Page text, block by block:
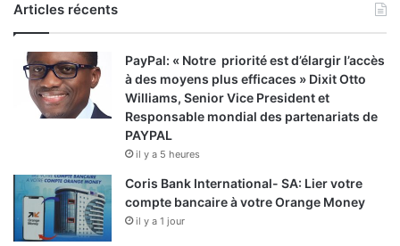
Articles récents
PayPal: « Notre priorité est d’élargir l’accès
à des moyens plus efficaces » Dixit Otto
Williams, Senior Vice President et
Responsable mondial des partenariats de
PAYPAL
il y a 5 heures
Coris Bank International- SA: Lier votre
compte bancaire à votre Orange Money
il y a 1 jour